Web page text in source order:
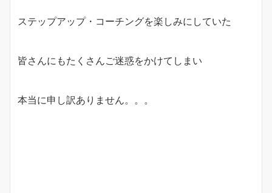
ステップアップ・コーチングを楽しみにしていた
皆さんにもたくさんご迷惑をかけてしまい
本当に申し訳ありません。。。